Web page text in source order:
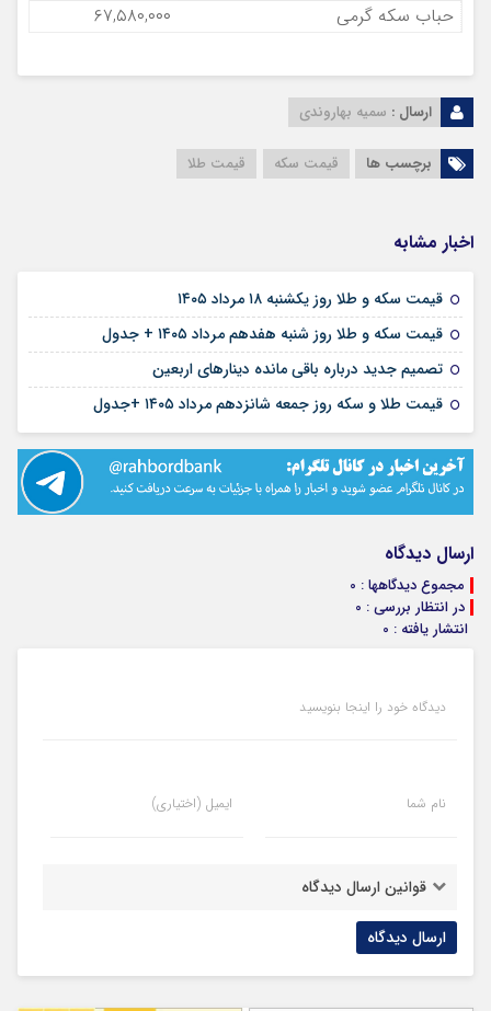
حباب سکه گرمی
۶۷,۵۸۰,۰۰۰
ارسال : سمیه بهاروندی
برچسب ها قیمت سکه قیمت طلا
اخبار مشابه
قیمت سکه و طلا روز یکشنبه ۱۸ مرداد ۱۴۰۵
قیمت سکه و طلا روز شنبه هفدهم مرداد ۱۴۰۵ + جدول
تصمیم جدید درباره باقی مانده دینارهای اربعین
قیمت طلا و سکه روز جمعه شانزدهم مرداد ۱۴۰۵ +جدول
ارسال دیدگاه
مجموع دیدگاهها : 0
در انتظار بررسی : 0
انتشار یافته : 0
دیدگاه خود را اینجا بنویسید
نام شما ایمیل (اختیاری)
قوانین ارسال دیدگاه